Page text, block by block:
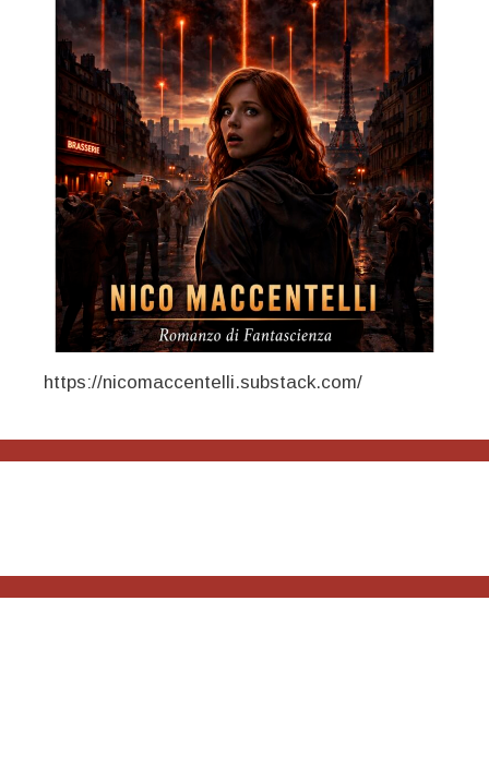
https://nicomaccentelli.substack.com/